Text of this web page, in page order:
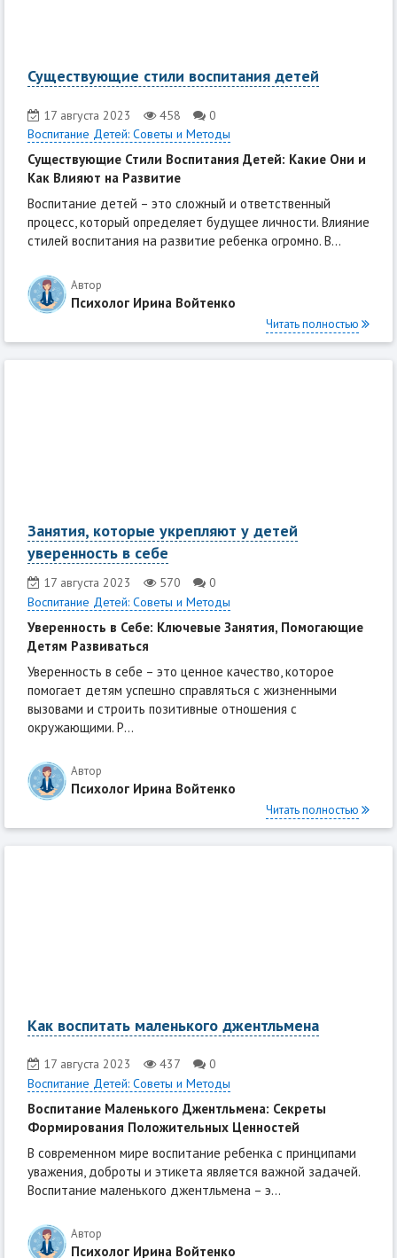
Существующие стили воспитания детей
17 августа 2023 458
0
Воспитание Детей: Советы и Методы
Существующие Стили Воспитания Детей: Какие Они и
Как Влияют на Развитие
Воспитание детей – это сложный и ответственный
процесс, который определяет будущее личности. Влияние
стилей воспитания на развитие ребенка огромно. В...
Автор
Психолог Ирина Войтенко
Читать полностью
Занятия, которые укрепляют у детей
уверенность в себе
17 августа 2023 570
0
Воспитание Детей: Советы и Методы
Уверенность в Себе: Ключевые Занятия, Помогающие
Детям Развиваться
Уверенность в себе – это ценное качество, которое
помогает детям успешно справляться с жизненными
вызовами и строить позитивные отношения с
окружающими. Р...
Автор
Психолог Ирина Войтенко
Читать полностью
Как воспитать маленького джентльмена
17 августа 2023 437
0
Воспитание Детей: Советы и Методы
Воспитание Маленького Джентльмена: Секреты
Формирования Положительных Ценностей
В современном мире воспитание ребенка с принципами
уважения, доброты и этикета является важной задачей.
Воспитание маленького джентльмена – э...
Автор
Психолог Ирина Войтенко